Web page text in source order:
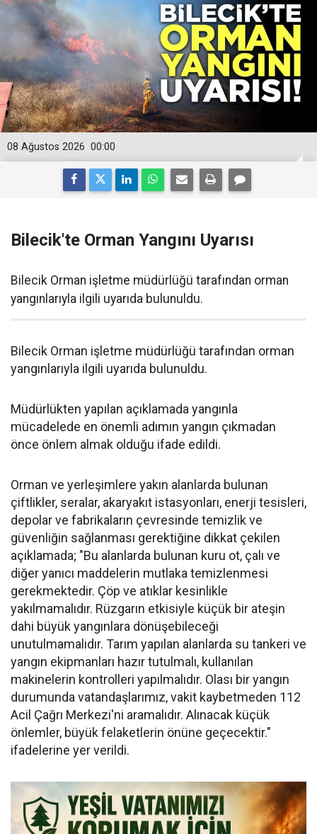
00:00
08 Ağustos 2026
Bilecik'te Orman Yangını Uyarısı
Bilecik Orman işletme müdürlüğü tarafından orman
yangınlarıyla ilgili uyarıda bulunuldu.
Bilecik Orman işletme müdürlüğü tarafından orman
yangınlarıyla ilgili uyarıda bulunuldu.
Müdürlükten yapılan açıklamada yangınla
mücadelede en önemli adımın yangın çıkmadan
önce önlem almak olduğu ifade edildi.
Orman ve yerleşimlere yakın alanlarda bulunan
çiftlikler, seralar, akaryakıt istasyonları, enerji tesisleri,
depolar ve fabrikaların çevresinde temizlik ve
güvenliğin sağlanması gerektiğine dikkat çekilen
açıklamada; "Bu alanlarda bulunan kuru ot, çalı ve
diğer yanıcı maddelerin mutlaka temizlenmesi
gerekmektedir. Çöp ve atıklar kesinlikle
yakılmamalıdır. Rüzgarın etkisiyle küçük bir ateşin
dahi büyük yangınlara dönüşebileceği
unutulmamalıdır. Tarım yapılan alanlarda su tankeri ve
yangın ekipmanları hazır tutulmalı, kullanılan
makinelerin kontrolleri yapılmalıdır. Olası bir yangın
durumunda vatandaşlarımız, vakit kaybetmeden 112
Acil Çağrı Merkezi'ni aramalıdır. Alınacak küçük
önlemler, büyük felaketlerin önüne geçecektir."
ifadelerine yer verildi.